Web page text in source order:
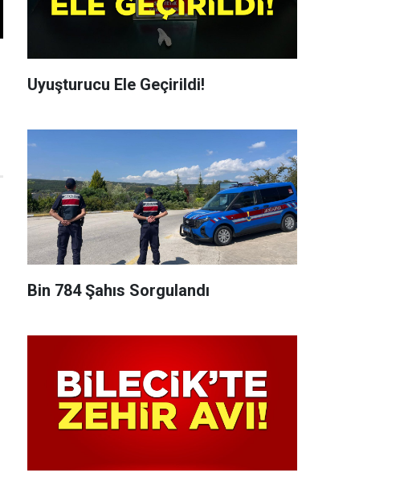
Uyuşturucu Ele Geçirildi!
Bin 784 Şahıs Sorgulandı